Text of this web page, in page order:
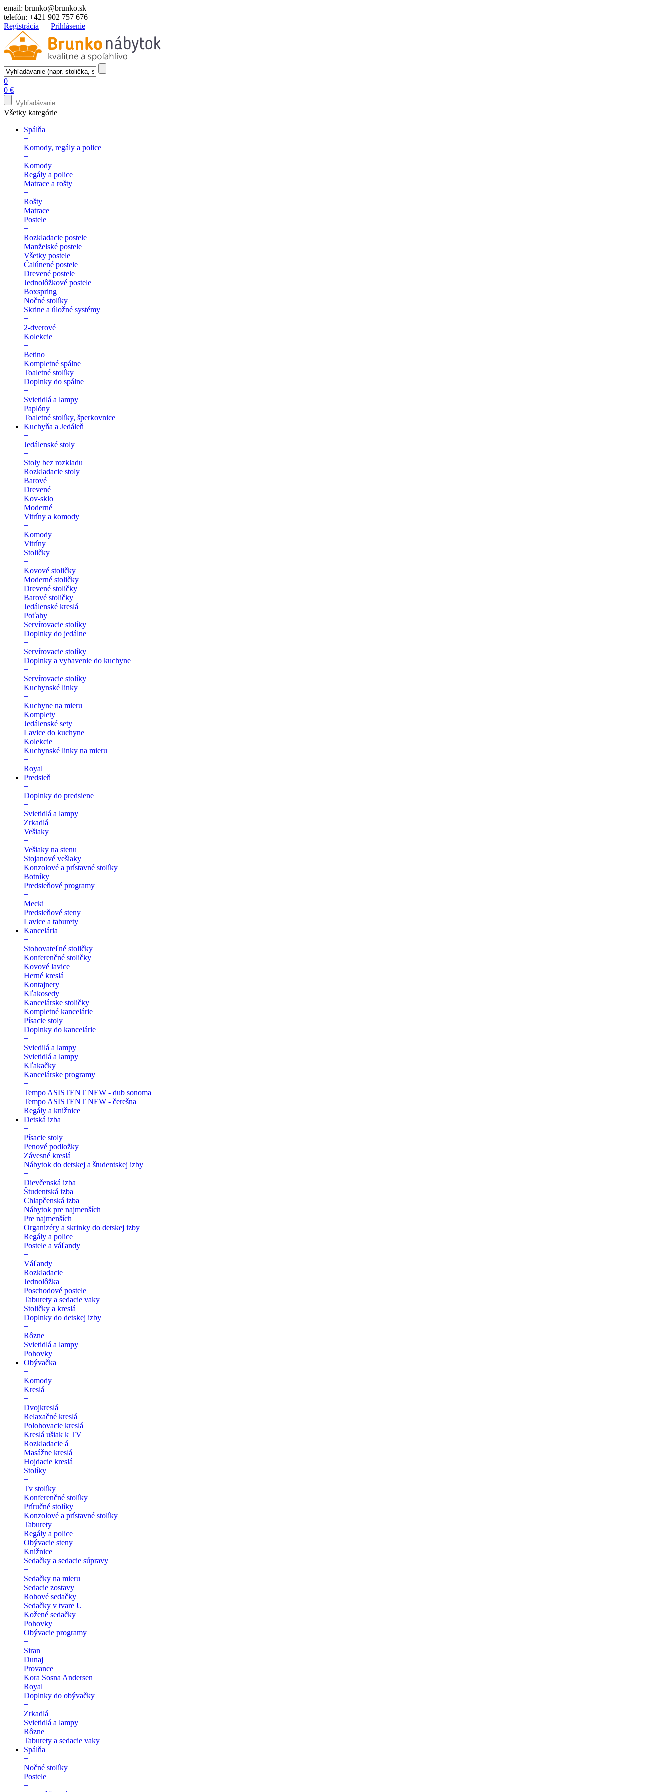
email: brunko@brunko.sk
telefón: +421 902 757 676
Registrácia
Prihlásenie
0
0 €
Všetky kategórie
Spálňa
+
Komody, regály a police
+
Komody
Regály a police
Matrace a rošty
+
Rošty
Matrace
Postele
+
Rozkladacie postele
Manželské postele
Všetky postele
Čalúnené postele
Drevené postele
Jednolôžkové postele
Boxspring
Nočné stolíky
Skrine a úložné systémy
+
2-dverové
Kolekcie
+
Betino
Kompletné spálne
Toaletné stolíky
Doplnky do spálne
+
Svietidlá a lampy
Paplóny
Toaletné stolíky, šperkovnice
Kuchyňa a Jedáleň
+
Jedálenské stoly
+
Stoly bez rozkladu
Rozkladacie stoly
Barové
Drevené
Kov-sklo
Moderné
Vitríny a komody
+
Komody
Vitríny
Stoličky
+
Kovové stoličky
Moderné stoličky
Drevené stoličky
Barové stoličky
Jedálenské kreslá
Poťahy
Servírovacie stolíky
Doplnky do jedálne
+
Servírovacie stolíky
Doplnky a vybavenie do kuchyne
+
Servírovacie stolíky
Kuchynské linky
+
Kuchyne na mieru
Komplety
Jedálenské sety
Lavice do kuchyne
Kolekcie
Kuchynské linky na mieru
+
Royal
Predsieň
+
Doplnky do predsiene
+
Svietidlá a lampy
Zrkadlá
Vešiaky
+
Vešiaky na stenu
Stojanové vešiaky
Konzolové a prístavné stolíky
Botníky
Predsieňové programy
+
Mecki
Predsieňové steny
Lavice a taburety
Kancelária
+
Stohovateľné stoličky
Konferenčné stoličky
Kovové lavice
Herné kreslá
Kontajnery
Kľakosedy
Kancelárske stoličky
Kompletné kancelárie
Písacie stoly
Doplnky do kancelárie
+
Sviedilá a lampy
Svietidlá a lampy
Kľakačky
Kancelárske programy
+
Tempo ASISTENT NEW - dub sonoma
Tempo ASISTENT NEW - čerešna
Regály a knižnice
Detská izba
+
Písacie stoly
Penové podložky
Závesné kreslá
Nábytok do detskej a študentskej izby
+
Dievčenská izba
Študentská izba
Chlapčenská izba
Nábytok pre najmenších
Pre najmenších
Organizéry a skrinky do detskej izby
Regály a police
Postele a váľandy
+
Váľandy
Rozkladacie
Jednolôžka
Poschodové postele
Taburety a sedacie vaky
Stoličky a kreslá
Doplnky do detskej izby
+
Rôzne
Svietidlá a lampy
Pohovky
Obývačka
+
Komody
Kreslá
+
Dvojkreslá
Relaxačné kreslá
Polohovacie kreslá
Kreslá ušiak k TV
Rozkladacie á
Masážne kreslá
Hojdacie kreslá
Stolíky
+
Tv stolíky
Konferenčné stolíky
Príručné stolíky
Konzolové a prístavné stolíky
Taburety
Regály a police
Obývacie steny
Knižnice
Sedačky a sedacie súpravy
+
Sedačky na mieru
Sedacie zostavy
Rohové sedačky
Sedačky v tvare U
Kožené sedačky
Pohovky
Obývacie programy
+
Siran
Dunaj
Provance
Kora Sosna Andersen
Royal
Doplnky do obývačky
+
Zrkadlá
Svietidlá a lampy
Rôzne
Taburety a sedacie vaky
Spálňa
+
Nočné stolíky
Postele
+